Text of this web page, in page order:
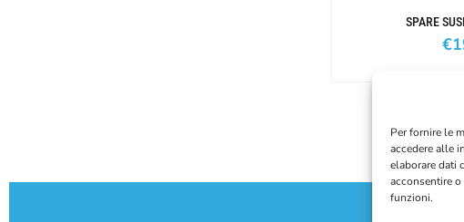
Per fornire le
accedere alle
elaborare dati
acconsentire
funzioni.
SPARE
€